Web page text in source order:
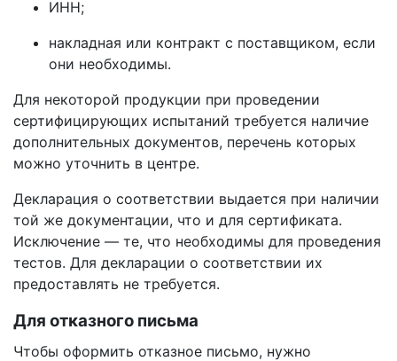
ИНН;
накладная или контракт с поставщиком, если
они необходимы.
Для некоторой продукции при проведении
сертифицирующих испытаний требуется наличие
дополнительных документов, перечень которых
можно уточнить в центре.
Декларация о соответствии выдается при наличии
той же документации, что и для сертификата.
Исключение — те, что необходимы для проведения
тестов. Для декларации о соответствии их
предоставлять не требуется.
Для отказного письма
Чтобы оформить отказное письмо, нужно